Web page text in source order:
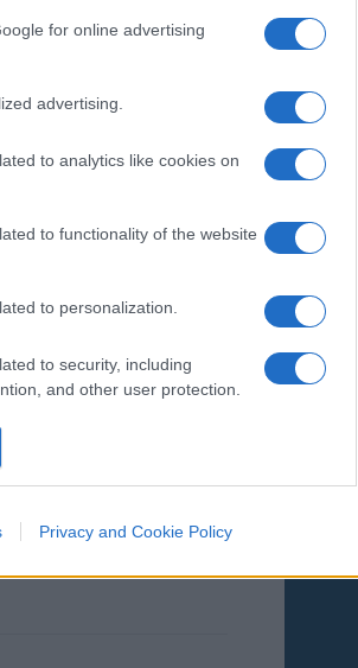
for online advertising
advertising.
to analytics like cookies on
to functionality of the website
to personalization.
to security, including
and other user protection.
Privacy and Cookie Policy
gli equilibri del
mandato
modello
la prima volta
Sergio cede al
E supera il